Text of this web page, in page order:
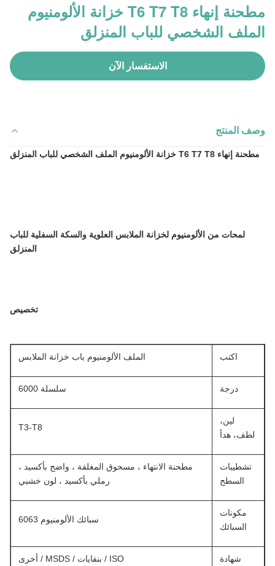
مطحنة إنهاء T6 T7 T8 خزانة الألومنيوم
الملف الشخصي للباب المنزلق
الاستفسار الآن
وصف المنتج
مطحنة إنهاء T6 T7 T8 خزانة الألومنيوم الملف الشخصي للباب المنزلق
لمحات من الألومنيوم لخزانة الملابس العلوية والسكة السفلية للباب
المنزلق
تخصيص
اكتب الملف الألومنيوم باب خزانة الملابس
درجة سلسلة 6000
لين،
لطف، هدأ
T3-T8
تشطيبات
السطح
مطحنة الانتهاء ، مسحوق المغلفة ، واضح بأكسيد ،
رملي بأكسيد ، لون خشبي
مكونات
السبائك
سبائك الألومنيوم 6063
شهادة ISO / بنفايات / MSDS / أخرى